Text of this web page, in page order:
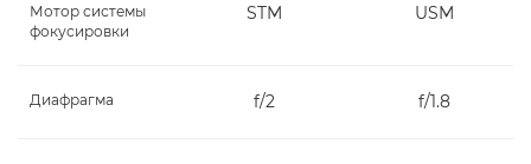
Мотор системы
фокусировки
STM USM
Диафрагма f/2 f/1.8